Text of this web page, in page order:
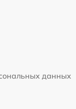
данных